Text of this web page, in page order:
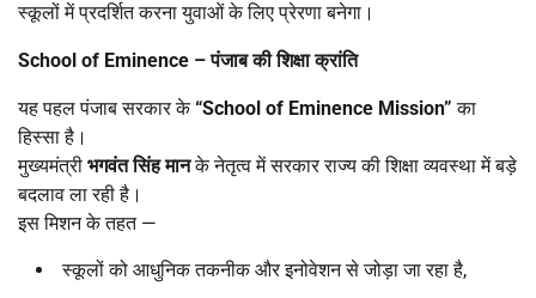
स्कूलों में प्रदर्शित करना युवाओं के लिए प्रेरणा बनेगा।
School of Eminence –पंजाब की शिक्षा क्रांति
यह पहल पंजाब सरकार के“School of Eminence Mission” का
हिस्सा है।
मुख्यमंत्री भगवंत सिंह मानके नेतृत्व में सरकार राज्य की शिक्षा व्यवस्था में बड़े
बदलाव ला रही है।
इस मिशन के तहत —
स्कूलों को आधुनिक तकनीक और इनोवेशन से जोड़ा जा रहा है,